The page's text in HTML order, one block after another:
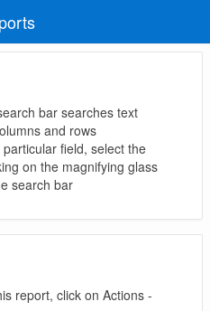
bar searches text
and rows
field, select the
on the magnifying glass
search bar
report, click on Actions -